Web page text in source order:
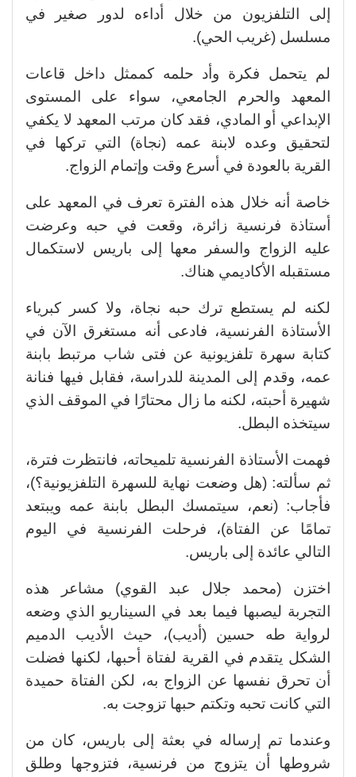
إلى التلفزيون من خلال أداءه لدور صغير في
مسلسل (غريب الحي).
لم يتحمل فكرة وأد حلمه كممثل داخل قاعات
المعهد والحرم الجامعي، سواء على المستوى
الإبداعي أو المادي، فقد كان مرتب المعهد لا يكفي
لتحقيق وعده لابنة عمه (نجاة) التي تركها في
القرية بالعودة في أسرع وقت وإتمام الزواج.
خاصة أنه خلال هذه الفترة تعرف في المعهد على
أستاذة فرنسية زائرة، وقعت في حبه وعرضت
عليه الزواج والسفر معها إلى باريس لاستكمال
مستقبله الأكاديمي هناك.
لكنه لم يستطع ترك حبه نجاة، ولا كسر كبرياء
الأستاذة الفرنسية، فادعى أنه مستغرق الآن في
كتابة سهرة تلفزيونية عن فتى شاب مرتبط بابنة
عمه، وقدم إلى المدينة للدراسة، فقابل فيها فنانة
شهيرة أحبته، لكنه ما زال محتارًا في الموقف الذي
سيتخذه البطل.
فهمت الأستاذة الفرنسية تلميحاته، فانتظرت فترة،
ثم سألته: (هل وضعت نهاية للسهرة التلفزيونية؟)،
فأجاب: (نعم، سيتمسك البطل بابنة عمه ويبتعد
تمامًا عن الفتاة)، فرحلت الفرنسية في اليوم
التالي عائدة إلى باريس.
اختزن (محمد جلال عبد القوي) مشاعر هذه
التجربة ليصبها فيما بعد في السيناريو الذي وضعه
لرواية طه حسين (أديب)، حيث الأديب الدميم
الشكل يتقدم في القرية لفتاة أحبها، لكنها فضلت
أن تحرق نفسها عن الزواج به، لكن الفتاة حميدة
التي كانت تحبه وتكتم حبها تزوجت به.
وعندما تم إرساله في بعثة إلى باريس، كان من
شروطها أن يتزوج من فرنسية، فتزوجها وطلق